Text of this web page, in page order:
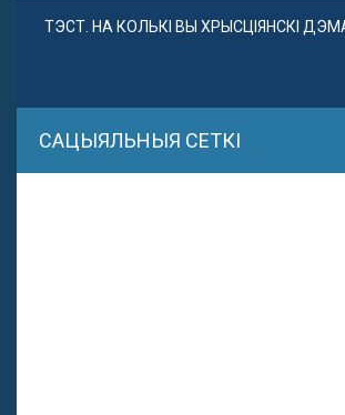
ТЭСТ. НА КОЛЬКІ ВЫ ХРЫСЦІЯНСКІ
САЦЫЯЛЬНЫЯ СЕТКІ